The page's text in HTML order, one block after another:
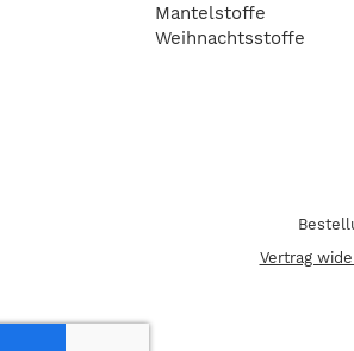
Mantelstoffe
Weihnachtsstoffe
Vertrag